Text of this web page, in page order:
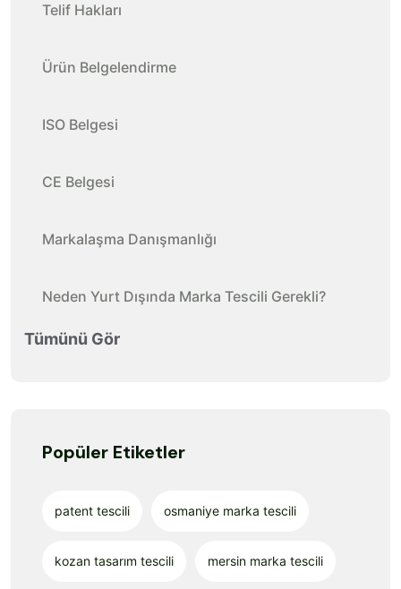
Telif Hakları
Ürün Belgelendirme
ISO Belgesi
CE Belgesi
Markalaşma Danışmanlığı
Neden Yurt Dışında Marka Tescili Gerekli?
Tümünü Gör
Popüler Etiketler
patent tescili osmaniye marka tescili
kozan tasarım tescili mersin marka tescili